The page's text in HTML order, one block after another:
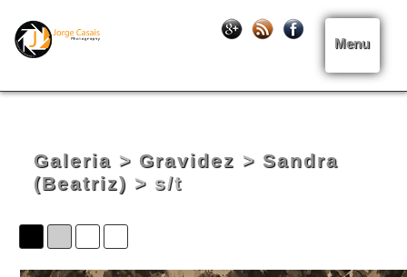
Menu
Galeria > Gravidez > Sandra
(Beatriz) > s/t